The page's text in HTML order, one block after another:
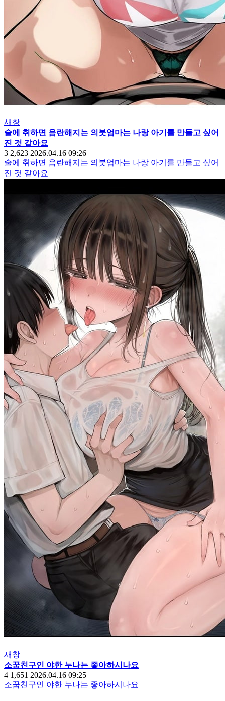
새창
술에 취하면 음란해지는 의붓엄마는 나랑 아기를 만들고 싶어
진 것 같아요
3 2,623 2026.04.16 09:26
술에 취하면 음란해지는 의붓엄마는 나랑 아기를 만들고 싶어
진 것 같아요
새창
소꿉친구인 야한 누나는 좋아하시나요
4 1,651 2026.04.16 09:25
소꿉친구인 야한 누나는 좋아하시나요